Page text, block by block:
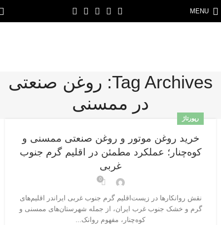
MENU
Tag Archives: روغن صنعتی
در ممسنی
رپورتاژ
خرید روغن موتور و روغن صنعتی ممسنی و
کوه‌چنار؛ عملکرد مطمئن در اقلیم گرم جنوب
غربی
0
نقش روانکارها در زیست‌اقلیم گرم جنوب غربی ایراندر اقلیم‌های
گرم و خشک جنوب غرب ایران، از جمله شهرستان‌های ممسنی و
کوه‌چنار، مفهوم روانک...